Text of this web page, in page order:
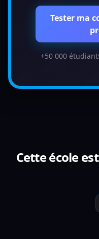
Tester ma
+50 000
Cette école